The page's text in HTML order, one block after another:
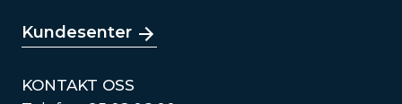
Kundesenter
KONTAKT OSS